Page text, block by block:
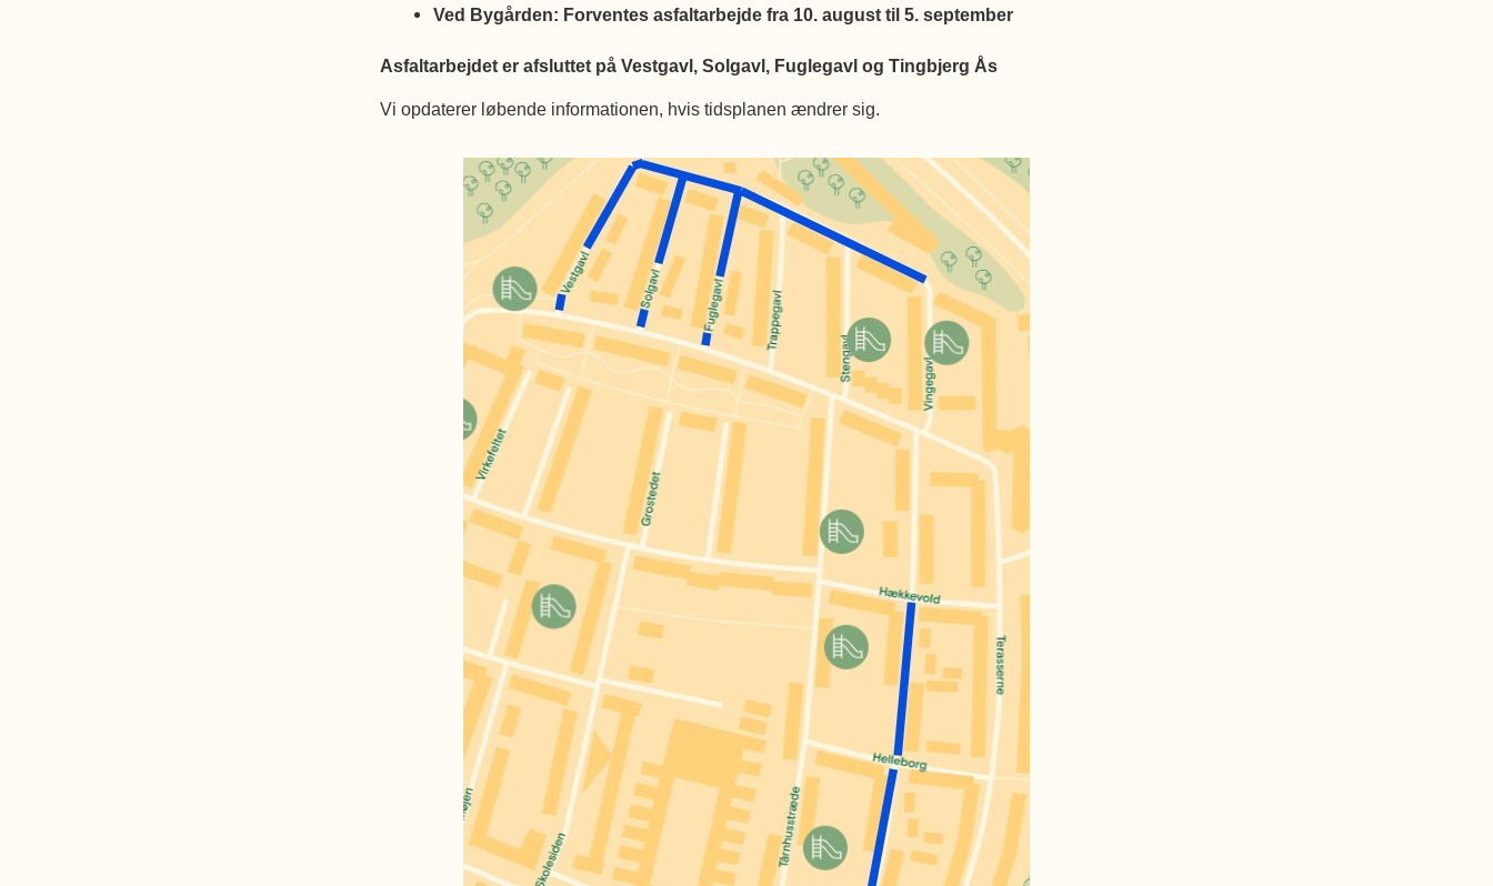
Ved Bygården: Forventes asfaltarbejde fra 10. august til 5. september
Asfaltarbejdet er afsluttet på Vestgavl, Solgavl, Fuglegavl og Tingbjerg Ås
Vi opdaterer løbende informationen, hvis tidsplanen ændrer sig.